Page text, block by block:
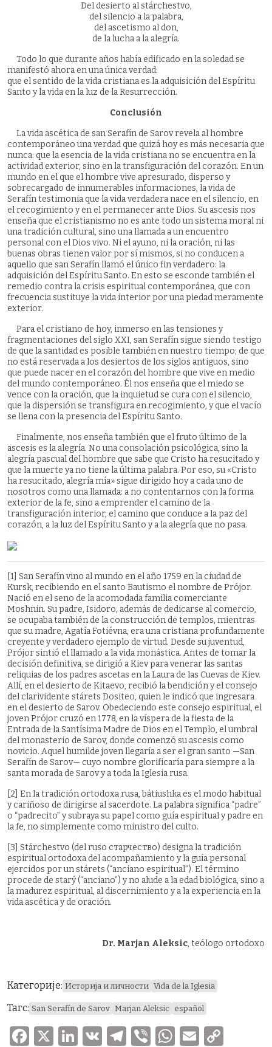
Del desierto al stárchestvo,
del silencio a la palabra,
del ascetismo al don,
de la lucha a la alegría.
Todo lo que durante años había edificado en la soledad se
manifestó ahora en una única verdad:
que el sentido de la vida cristiana es la adquisición del Espíritu
Santo y la vida en la luz de la Resurrección.
Conclusión
La vida ascética de san Serafín de Sarov revela al hombre
contemporáneo una verdad que quizá hoy es más necesaria que
nunca: que la esencia de la vida cristiana no se encuentra en la
actividad exterior, sino en la transfiguración del corazón. En un
mundo en el que el hombre vive apresurado, disperso y
sobrecargado de innumerables informaciones, la vida de
Serafín testimonia que la vida verdadera nace en el silencio, en
el recogimiento y en el permanecer ante Dios. Su ascesis nos
enseña que el cristianismo no es ante todo un sistema moral ni
una tradición cultural, sino una llamada a un encuentro
personal con el Dios vivo. Ni el ayuno, ni la oración, ni las
buenas obras tienen valor por sí mismos, si no conducen a
aquello que san Serafín llamó el único fin verdadero: la
adquisición del Espíritu Santo. En esto se esconde también el
remedio contra la crisis espiritual contemporánea, que con
frecuencia sustituye la vida interior por una piedad meramente
exterior.
Para el cristiano de hoy, inmerso en las tensiones y
fragmentaciones del siglo XXI, san Serafín sigue siendo testigo
de que la santidad es posible también en nuestro tiempo; de que
no está reservada a los desiertos de los siglos antiguos, sino
que puede nacer en el corazón del hombre que vive en medio
del mundo contemporáneo. Él nos enseña que el miedo se
vence con la oración, que la inquietud se cura con el silencio,
que la dispersión se transfigura en recogimiento, y que el vacío
se llena con la presencia del Espíritu Santo.
Finalmente, nos enseña también que el fruto último de la
ascesis es la alegría. No una consolación psicológica, sino la
alegría pascual del hombre que sabe que Cristo ha resucitado y
que la muerte ya no tiene la última palabra. Por eso, su «Cristo
ha resucitado, alegría mía» sigue dirigido hoy a cada uno de
nosotros como una llamada: a no contentarnos con la forma
exterior de la fe, sino a emprender el camino de la
transfiguración interior, el camino que conduce a la paz del
corazón, a la luz del Espíritu Santo y a la alegría que no pasa.
[1] San Serafín vino al mundo en el año 1759 en la ciudad de
Kursk, recibiendo en el santo Bautismo el nombre de Prójor.
Nació en el seno de la acomodada familia comerciante
Moshnin. Su padre, Isidoro, además de dedicarse al comercio,
se ocupaba también de la construcción de templos, mientras
que su madre, Agatía Fotiévna, era una cristiana profundamente
creyente y verdadero ejemplo de virtud. Desde su juventud,
Prójor sintió el llamado a la vida monástica. Antes de tomar la
decisión definitiva, se dirigió a Kiev para venerar las santas
reliquias de los padres ascetas en la Laura de las Cuevas de Kiev.
Allí, en el desierto de Kitaevo, recibió la bendición y el consejo
del clarividente stárets Dositeo, quien le indicó que ingresara
en el desierto de Sarov. Obedeciendo este consejo espiritual, el
joven Prójor cruzó en 1778, en la víspera de la fiesta de la
Entrada de la Santísima Madre de Dios en el Templo, el umbral
del monasterio de Sarov, donde comenzó su ascesis como
novicio. Aquel humilde joven llegaría a ser el gran santo —San
Serafín de Sarov— cuyo nombre glorificaría para siempre a la
santa morada de Sarov y a toda la Iglesia rusa.
[2] En la tradición ortodoxa rusa, bátiushka es el modo habitual
y cariñoso de dirigirse al sacerdote. La palabra significa “padre”
o “padrecito” y subraya su papel como guía espiritual y padre en
la fe, no simplemente como ministro del culto.
[3] Stárchestvo (del ruso старчество) designa la tradición
espiritual ortodoxa del acompañamiento y la guía personal
ejercidos por un stárets (“anciano espiritual”). El término
procede de starý (“anciano”) y no alude a la edad biológica, sino a
la madurez espiritual, al discernimiento y a la experiencia en la
vida ascética y de oración.
Dr. Marjan Aleksic, teólogo ortodoxo
Категорије: Историја и личности Vida de la Iglesia
Тагс: San Serafín de Sarov Marjan Aleksic español
F
X
Li V
T
V
W E